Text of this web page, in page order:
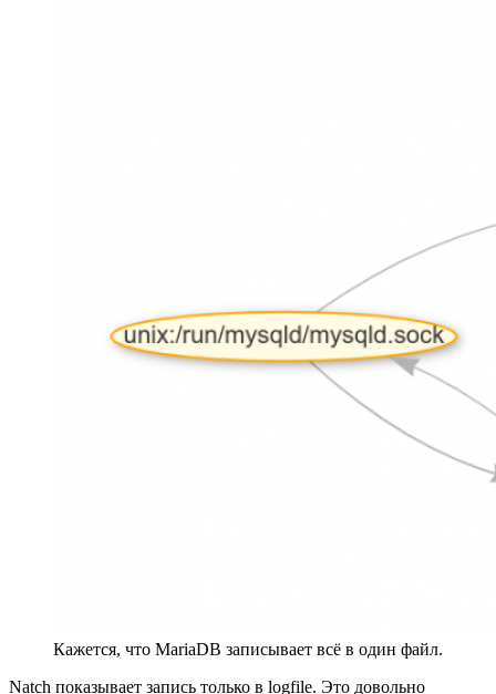
Кажется, что MariaDB записывает всё в один файл.
Natch показывает запись только в logfile. Это довольно